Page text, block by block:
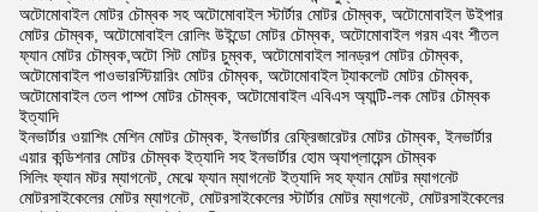
অটোমোবাইল মোটর চৌম্বক সহ অটোমোবাইল স্টার্টার মোটর চৌম্বক, অটোমোবাইল উইপার
মোটর চৌম্বক, অটোমোবাইল রোলিং উইন্ডো মোটর চৌম্বক, অটোমোবাইল গরম এবং শীতল
ফ্যান মোটর চৌম্বক,অটো সিট মোটর চুম্বক, অটোমোবাইল সানড্রপ মোটর চৌম্বক,
অটোমোবাইল পাওভারস্টিয়ারিং মোটর চৌম্বক, অটোমোবাইল ট্যাকলেট মোটর চৌম্বক,
অটোমোবাইল তেল পাম্প মোটর চৌম্বক, অটোমোবাইল এবিএস অ্যান্টি-লক মোটর চৌম্বক
ইত্যাদি
ইনভার্টার ওয়াশিং মেশিন মোটর চৌম্বক, ইনভার্টার রেফ্রিজারেটর মোটর চৌম্বক, ইনভার্টার
এয়ার কন্ডিশনার মোটর চৌম্বক ইত্যাদি সহ ইনভার্টার হোম অ্যাপ্লায়েন্স চৌম্বক
সিলিং ফ্যান মটর ম্যাগনেট, মেঝে ফ্যান ম্যাগনেট ইত্যাদি সহ ফ্যান মোটর ম্যাগনেট
মোটরসাইকেলের মোটর ম্যাগনেট, মোটরসাইকেলের স্টার্টার মোটর ম্যাগনেট, মোটরসাইকেলের